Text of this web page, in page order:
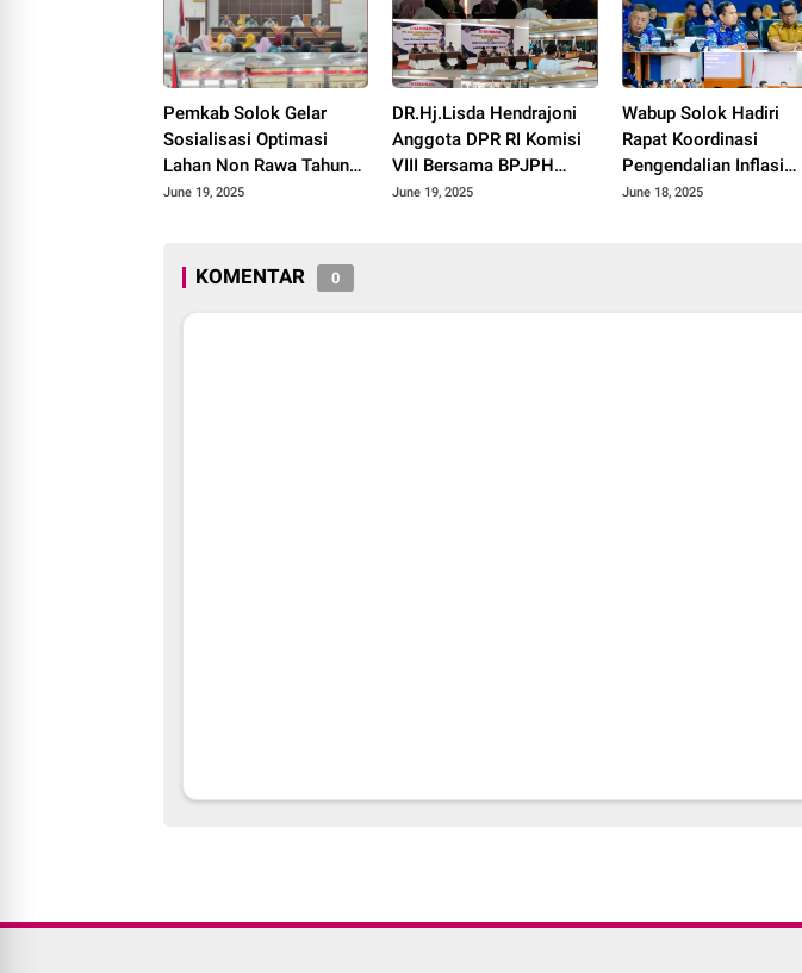
Pemkab Solok Gelar
Sosialisasi Optimasi
Lahan Non Rawa Tahun
2025
June 19, 2025
DR.Hj.Lisda Hendrajoni
Anggota DPR RI Komisi
VIII Bersama BPJPH
Kakanwil Sumbar Gelar
June 19, 2025
Wabup Solok Hadiri
Rapat Koordinasi
Pengendalian Inflasi
Daerah Tengah Provinsi
June 18, 2025
KOMENTAR 0